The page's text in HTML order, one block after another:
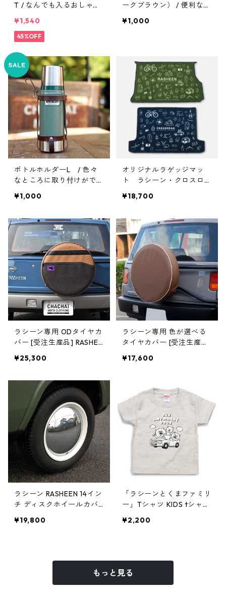
T / なんでも入るおしゃれ
MOUNT
¥1,540
45%OFF
ークブラウン） / 便利なレ
¥1,000
ボトルホルダーL / 色々
なところに取り付けができ
¥1,000
オリジナルラゲッジマッ
ト ラシーン・クロスロー
EN CROSSROAD （納期約
¥18,700
ラシーン専用 ODタイヤカ
バー [受注生産品] RASHEE
¥25,300
ラシーン専用 色が選べる
タイヤカバー [受注生産品]
¥17,600
ラシーン RASHEEN 14イン
チ ディスクホイールカバ
ホワイトクローム
¥19,800
「ラシーンとくまファミリ
ー」Tシャツ KIDS tシャ
¥2,200
もっと見る